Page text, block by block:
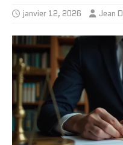
janvier 12, 2026 Jean